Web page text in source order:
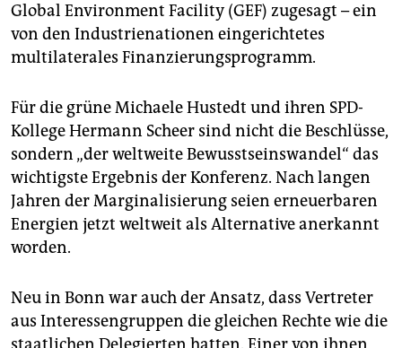
Global Environment Facility (GEF) zugesagt – ein
von den Industrienationen eingerichtetes
multilaterales Finanzierungsprogramm.
Für die grüne Michaele Hustedt und ihren SPD-
Kollege Hermann Scheer sind nicht die Beschlüsse,
sondern „der weltweite Bewusstseinswandel“ das
wichtigste Ergebnis der Konferenz. Nach langen
Jahren der Marginalisierung seien erneuerbaren
Energien jetzt weltweit als Alternative anerkannt
worden.
Neu in Bonn war auch der Ansatz, dass Vertreter
aus Interessengruppen die gleichen Rechte wie die